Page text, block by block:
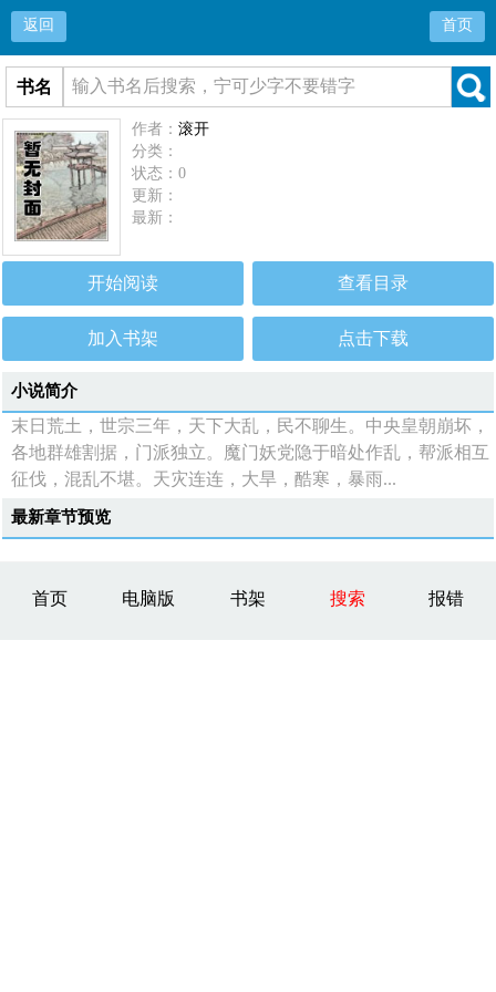
返回 首页
书名
作者：滚开
分类：
状态：0
更新：
最新：
开始阅读 查看目录
加入书架 点击下载
小说简介
末日荒土，世宗三年，天下大乱，民不聊生。中央皇朝崩坏，
各地群雄割据，门派独立。魔门妖党隐于暗处作乱，帮派相互
征伐，混乱不堪。天灾连连，大旱，酷寒，暴雨...
最新章节预览
首页 电脑版 书架 搜索 报错